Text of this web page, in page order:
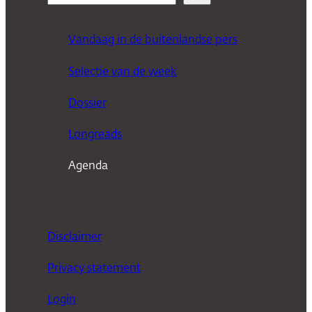
Vandaag in de buitenlandse pers
Selectie van de week
Dossier
Longreads
Agenda
Disclaimer
Privacy statement
Login